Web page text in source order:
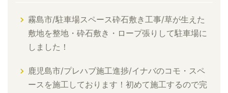
霧島市/駐車場スペース砕石敷き工事/草が生えた
敷地を整地・砕石敷き・ロープ張りして駐車場に
しました！
鹿児島市/プレハブ施工進捗/イナバのコモ・スペ
ースを施工しております！初めて施工するので完